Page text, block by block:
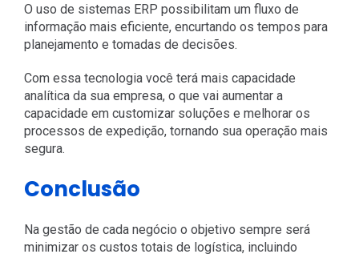
O uso de sistemas ERP possibilitam um fluxo de
informação mais eficiente, encurtando os tempos para
planejamento e tomadas de decisões.
Com essa tecnologia você terá mais capacidade
analítica da sua empresa, o que vai aumentar a
capacidade em customizar soluções e melhorar os
processos de expedição, tornando sua operação mais
segura.
Conclusão
Na gestão de cada negócio o objetivo sempre será
minimizar os custos totais de logística, incluindo